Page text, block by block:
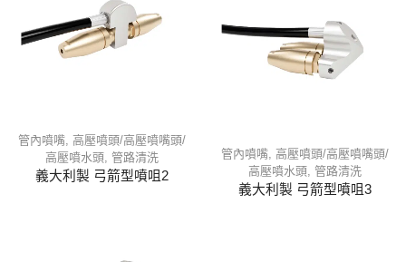
管內噴嘴, 高壓噴頭/高壓噴嘴頭/
高壓噴水頭, 管路清洗
義大利製 弓箭型噴咀2
管內噴嘴, 高壓噴頭/高壓噴嘴頭/
高壓噴水頭, 管路清洗
義大利製 弓箭型噴咀3